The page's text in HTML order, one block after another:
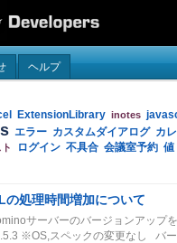
ヘルプ
ExtensionLibrary inotes
エラー カスタムダイアログ カ
ログイン 不具合 会議室予約 値
の処理時間増加について
サーバーのバージョンアッ
※OS,スペックの変更なし バ